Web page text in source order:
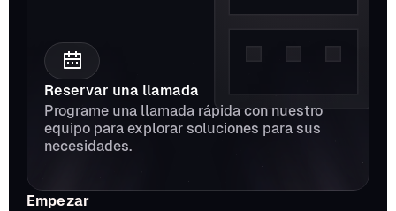
Reservar una llamada
Programe una llamada rápida con nuestro
equipo para explorar soluciones para sus
necesidades.
Empezar